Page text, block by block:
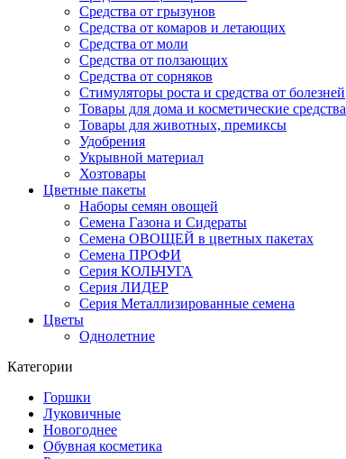
Средства от грызунов
Средства от комаров и летающих
Средства от моли
Средства от ползающих
Средства от сорняков
Стимуляторы роста и средства от болезней
Товары для дома и косметические средства
Товары для животных, премиксы
Удобрения
Укрывной материал
Хозтовары
Цветные пакеты
Наборы семян овощей
Семена Газона и Сидераты
Семена ОВОЩЕЙ в цветных пакетах
Семена ПРОФИ
Серия КОЛЬЧУГА
Серия ЛИДЕР
Серия Металлизированные семена
Цветы
Однолетние
Категории
Горшки
Луковичные
Новогоднее
Обувная косметика